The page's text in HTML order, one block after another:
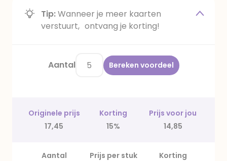
Tip:Wanneer je meer kaarten
verstuurt, ontvang je korting!
Aantal Bereken voordeel
Originele prijs Korting
Prijs voor jou
17,45
15% 14,85
Aantal Prijs per stuk
Korting